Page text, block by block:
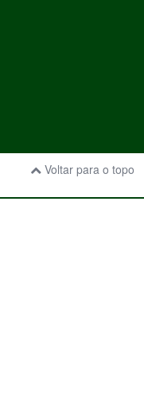
Voltar para o topo